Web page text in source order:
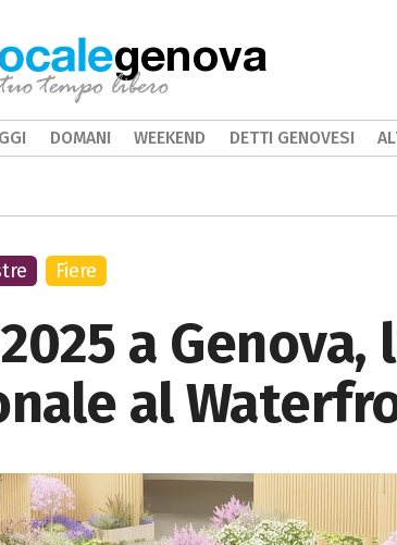
a Genova,
al
Fiere
genova
DOMANI WEEKEND DETTI GENOVESI